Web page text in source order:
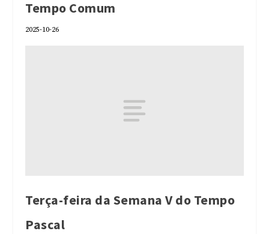
Tempo Comum
2025-10-26
Terça-feira da Semana V do Tempo
Pascal